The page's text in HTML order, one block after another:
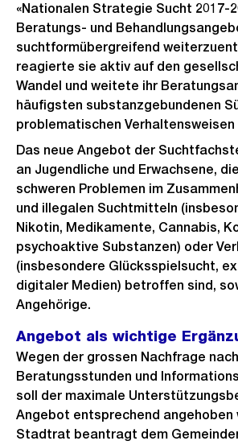
«Nationalen Strategie Sucht 2017-
Beratungs- und
suchtformübergreifend
reagierte sie aktiv auf den
Wandel und weitete ihr
häufigsten substanzgebundenen
problematischen Verhaltensweisen
Das neue Angebot der
an Jugendliche und Erwachsene,
schweren Problemen im
und illegalen Suchtmitteln
Nikotin, Medikamente, Cannabis,
psychoaktive Substanzen) oder
(insbesondere Glücksspielsucht,
digitaler Medien) betroffen sind,
Angehörige.
Angebot als wichtige
Wegen der grossen Nachfrage nach
Beratungsstunden und
soll der maximale
Angebot entsprechend angehoben
Stadtrat beantragt dem